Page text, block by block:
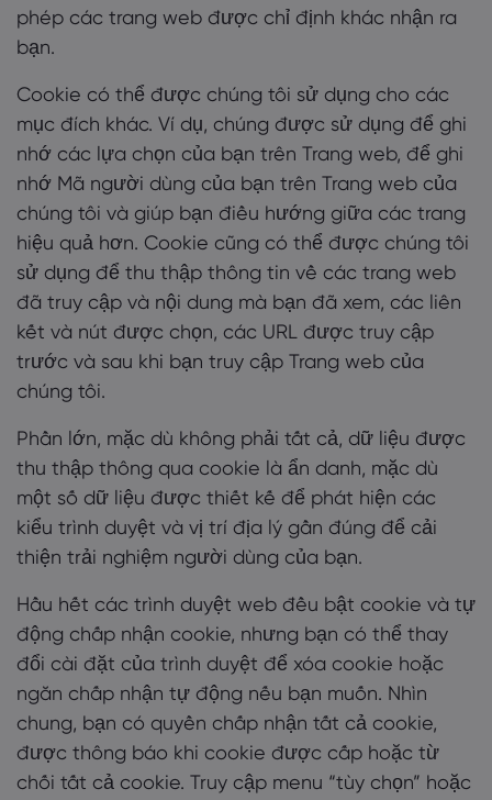
phép các trang web được chỉ định khác nhận ra
bạn.
Cookie có thể được chúng tôi sử dụng cho các
mục đích khác. Ví dụ, chúng được sử dụng để ghi
nhớ các lựa chọn của bạn trên Trang web, để ghi
nhớ Mã người dùng của bạn trên Trang web của
chúng tôi và giúp bạn điều hướng giữa các trang
hiệu quả hơn. Cookie cũng có thể được chúng tôi
sử dụng để thu thập thông tin về các trang web
đã truy cập và nội dung mà bạn đã xem, các liên
kết và nút được chọn, các URL được truy cập
trước và sau khi bạn truy cập Trang web của
chúng tôi.
Phần lớn, mặc dù không phải tất cả, dữ liệu được
thu thập thông qua cookie là ẩn danh, mặc dù
một số dữ liệu được thiết kế để phát hiện các
kiểu trình duyệt và vị trí địa lý gần đúng để cải
thiện trải nghiệm người dùng của bạn.
Hầu hết các trình duyệt web đều bật cookie và tự
động chấp nhận cookie, nhưng bạn có thể thay
đổi cài đặt của trình duyệt để xóa cookie hoặc
ngăn chấp nhận tự động nếu bạn muốn. Nhìn
chung, bạn có quyền chấp nhận tất cả cookie,
được thông báo khi cookie được cấp hoặc từ
chối tất cả cookie. Truy cập menu “tùy chọn” hoặc